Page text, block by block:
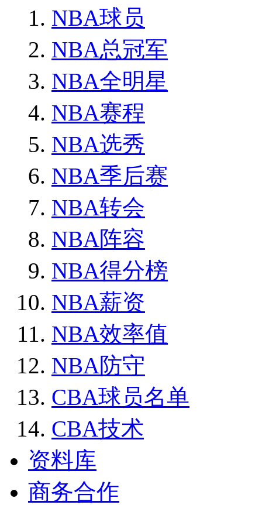
NBA球员
NBA总冠军
NBA全明星
NBA赛程
NBA选秀
NBA季后赛
NBA转会
NBA阵容
NBA得分榜
NBA薪资
NBA效率值
NBA防守
CBA球员名单
CBA技术
资料库
商务合作